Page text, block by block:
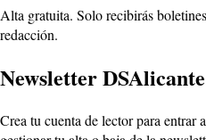
Alta gratuita. Solo recibirás
redacción.
Newsletter DSAlicante
Crea tu cuenta de lector para